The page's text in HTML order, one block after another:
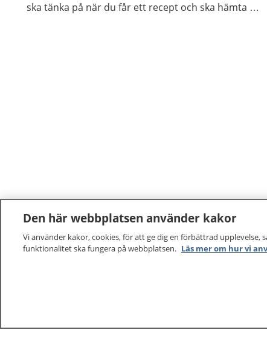
ska tänka på när du får ett recept och ska hämta ut
vilka mottagningar du kan kontakta. Logga in för att
Den här webbplatsen använder kakor
Vi använder kakor, cookies, för att ge dig en förbättrad
funktionalitet ska fungera på webbplatsen. Läs mer om hur vi